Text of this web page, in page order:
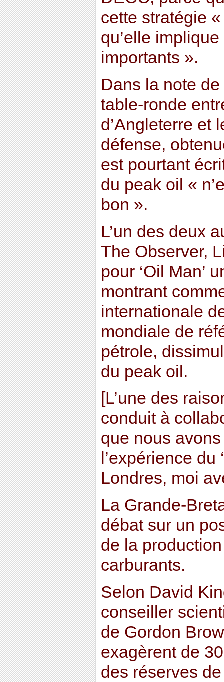
cette stratégie
qu’elle
importants ».
Dans la note
table-ronde
d’Angleterre et
défense,
est pourtant
du peak oil «
bon ».
L’un des deux
The Observer,
pour ‘Oil Man’
montrant
internationale
mondiale de
pétrole,
du peak oil.
[L’une des
conduit à
que nous
l’expérience du
Londres, moi
La Grande-
débat sur un
de la
carburants.
Selon David
conseiller
de Gordon
exagèrent de
des réserves